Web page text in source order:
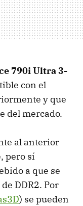
790i Ultra 3-
con el
y que
del mercado.
al anterior
pero sí
a que se
DDR2. Por
) se pueden